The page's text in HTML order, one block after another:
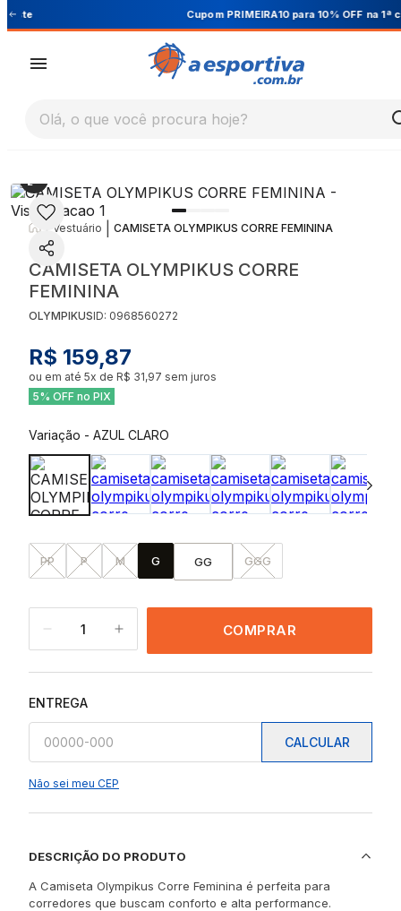
Cupom PRIMEIRA10 para 10% OFF na 1ª compra
Olá, o que você procura hoje?
Vestuário CAMISETA OLYMPIKUS CORRE FEMININA
CAMISETA OLYMPIKUS CORRE
FEMININA
OLYMPIKUSID: 0968560272
R$ 159,87
ou em até 5x de R$ 31,97 sem juros
5% OFF no PIX
Variação - AZUL CLARO
PP P M G GG GGG
1 COMPRAR
ENTREGA
CALCULAR
Não sei meu CEP
DESCRIÇÃO DO PRODUTO
A Camiseta Olympikus Corre Feminina é perfeita para
corredores que buscam conforto e alta performance.